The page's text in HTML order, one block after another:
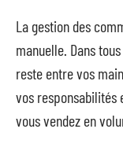
La gestion des
manuelle. Dans
reste entre vos
vos responsabilités
vous vendez en